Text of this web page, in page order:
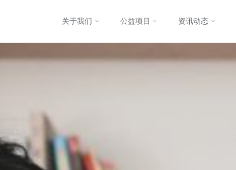
至
关于我们 公益项目 资讯动态